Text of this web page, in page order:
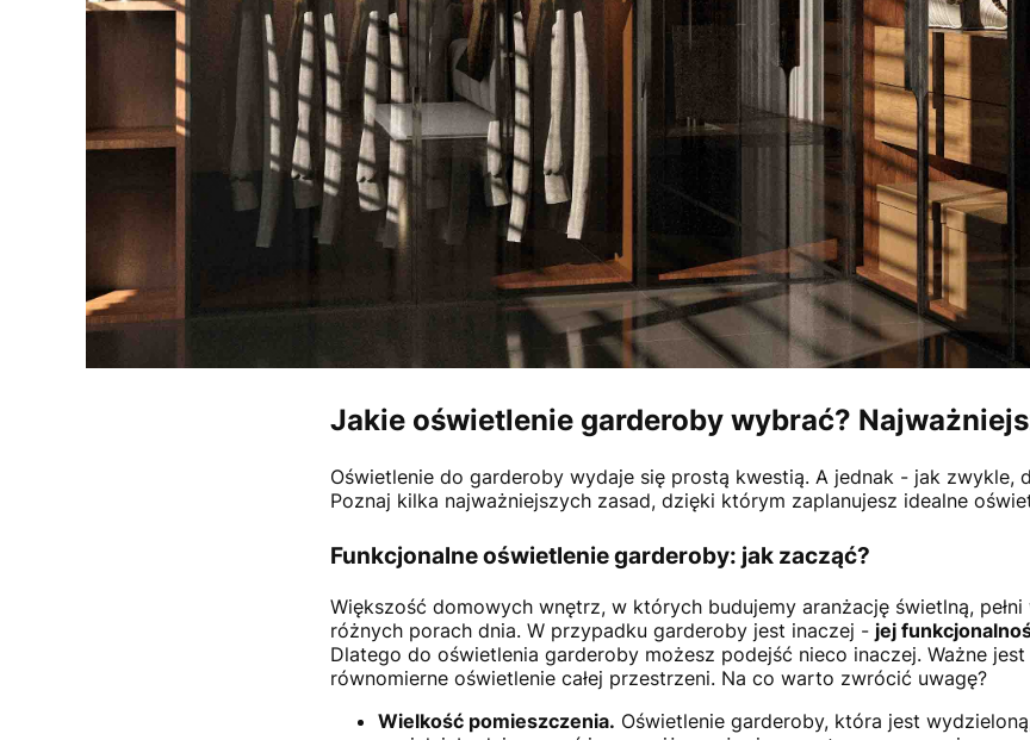
Jakie oświetlenie garderoby wybrać?
Oświetlenie do garderoby wydaje się prostą kwestią. A jednak - jak zwykle,
Poznaj kilka najważniejszych zasad, dzięki którym zaplanujesz idealne
Funkcjonalne oświetlenie garderoby: jak zacząć?
Większość domowych wnętrz, w których budujemy aranżację świetlną,
różnych porach dnia. W przypadku garderoby jest inaczej - jej
Dlatego do oświetlenia garderoby możesz podejść nieco inaczej. Ważne
równomierne oświetlenie całej przestrzeni. Na co warto zwrócić uwagę?
Wielkość pomieszczenia. Oświetlenie garderoby, która jest